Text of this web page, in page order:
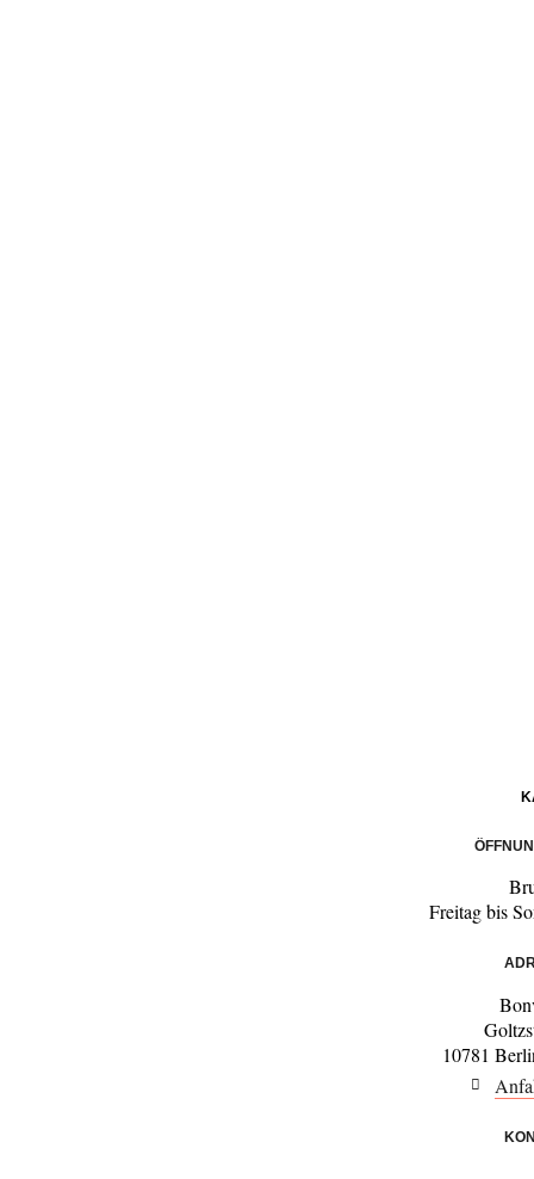
Freitag bis
10781